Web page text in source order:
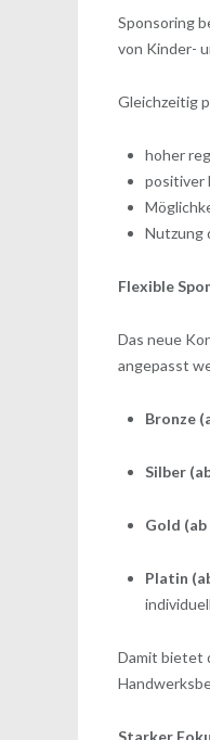
Sponsoring
von Kinder-
Gleichzeitig
hoher
positiver
Nutzung
Flexible
Das neue
angepasst
Bronze
Silber
Gold (ab
Platin
Damit bietet